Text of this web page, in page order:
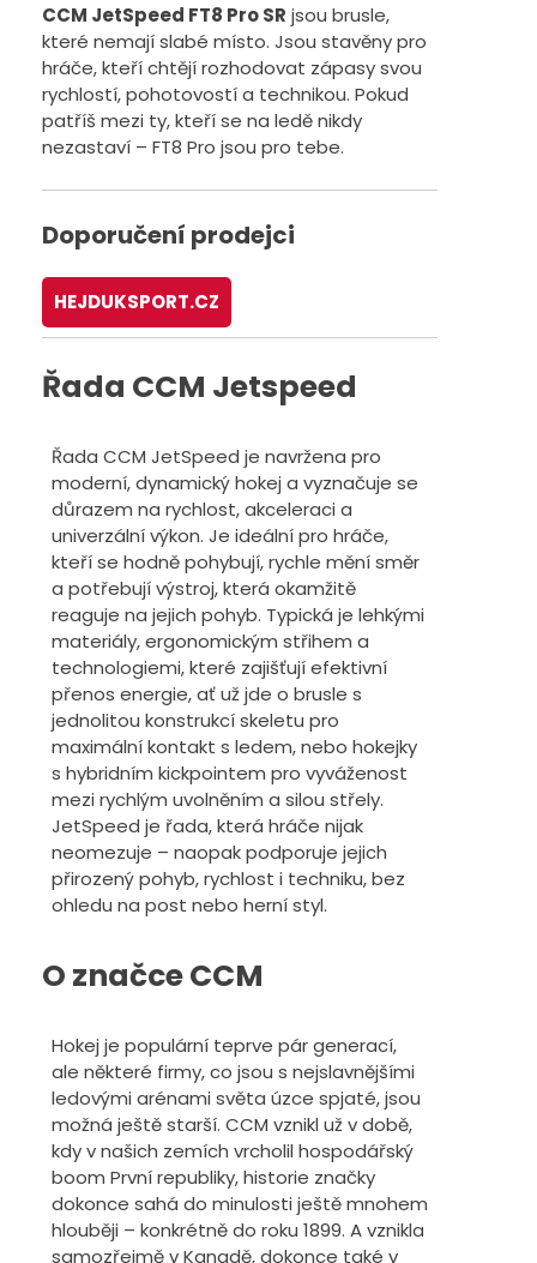
CCM JetSpeed FT8 Pro SR jsou brusle,
které nemají slabé místo. Jsou stavěny pro
hráče, kteří chtějí rozhodovat zápasy svou
rychlostí, pohotovostí a technikou. Pokud
patříš mezi ty, kteří se na ledě nikdy
nezastaví – FT8 Pro jsou pro tebe.
Doporučení prodejci
HEJDUKSPORT.CZ
Řada CCM Jetspeed
Řada CCM JetSpeed je navržena pro
moderní, dynamický hokej a vyznačuje se
důrazem na rychlost, akceleraci a
univerzální výkon. Je ideální pro hráče,
kteří se hodně pohybují, rychle mění směr
a potřebují výstroj, která okamžitě
reaguje na jejich pohyb. Typická je lehkými
materiály, ergonomickým střihem a
technologiemi, které zajišťují efektivní
přenos energie, ať už jde o brusle s
jednolitou konstrukcí skeletu pro
maximální kontakt s ledem, nebo hokejky
s hybridním kickpointem pro vyváženost
mezi rychlým uvolněním a silou střely.
JetSpeed je řada, která hráče nijak
neomezuje – naopak podporuje jejich
přirozený pohyb, rychlost i techniku, bez
ohledu na post nebo herní styl.
O značce CCM
Hokej je populární teprve pár generací,
ale některé firmy, co jsou s nejslavnějšími
ledovými arénami světa úzce spjaté, jsou
možná ještě starší. CCM vznikl už v době,
kdy v našich zemích vrcholil hospodářský
boom První republiky, historie značky
dokonce sahá do minulosti ještě mnohem
hlouběji – konkrétně do roku 1899. A vznikla
samozřejmě v Kanadě, dokonce také v